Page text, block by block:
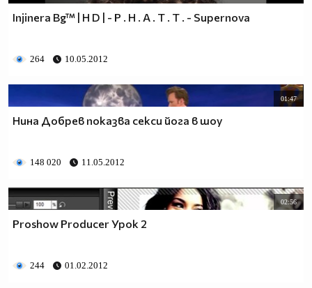
Injinera Bg™ | H D | - P . H . A . T . T . - Supernova
264 10.05.2012
01:47
Нина Добрев показва секси йога в шоу
148 020 11.05.2012
02:56
Proshow Producer Урок 2
244 01.02.2012